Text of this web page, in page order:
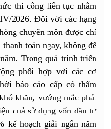
thi công liên tục nhằm
2026. Đối với các hạng
chuyên môn được chỉ
toán ngay, không để
Trong quá trình triển
phối hợp với các cơ
báo cáo cấp có thẩm
khăn, vướng mắc phát
quả sử dụng vốn đầu tư
kế hoạch giải ngân năm